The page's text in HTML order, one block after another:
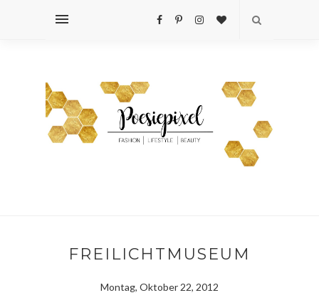
FREILICHTMUSEUM
Montag, Oktober 22, 2012